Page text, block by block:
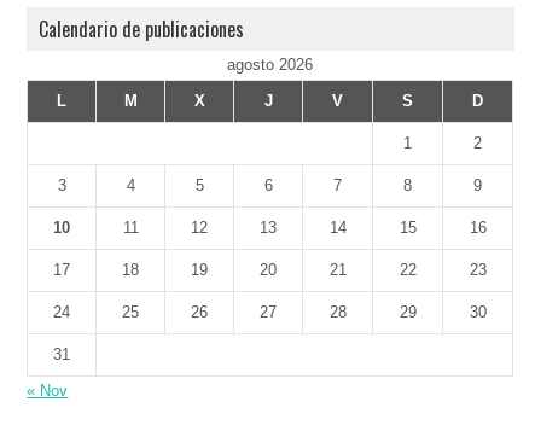
Calendario de publicaciones
agosto 2026
L
M X J V S D
1 2
3 4 5 6 7 8 9
10 11 12 13 14 15 16
17 18 19 20 21 22 23
24 25 26 27 28 29 30
31
« Nov